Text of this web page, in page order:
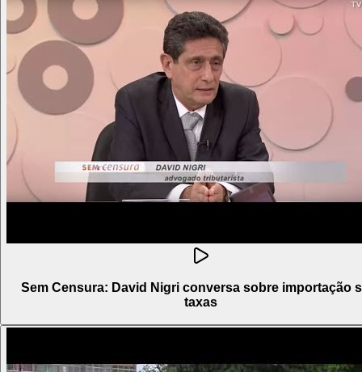
Sem Censura: David Nigri conversa sobre importação
taxas